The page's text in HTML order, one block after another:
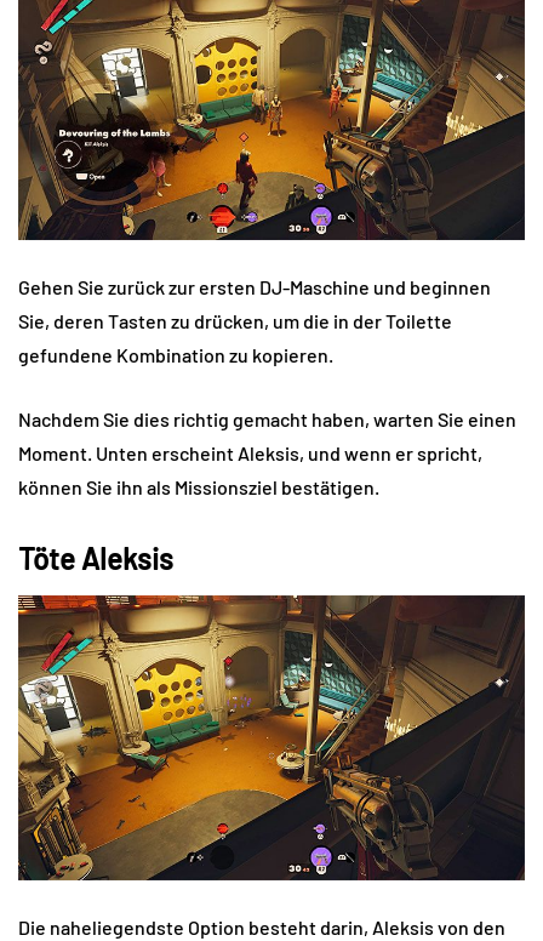
Gehen Sie zurück zur ersten DJ-Maschine und beginnen
Sie, deren Tasten zu drücken, um die in der Toilette
gefundene Kombination zu kopieren.
Nachdem Sie dies richtig gemacht haben, warten Sie einen
Moment. Unten erscheint Aleksis, und wenn er spricht,
können Sie ihn als Missionsziel bestätigen.
Töte Aleksis
Die naheliegendste Option besteht darin, Aleksis von den